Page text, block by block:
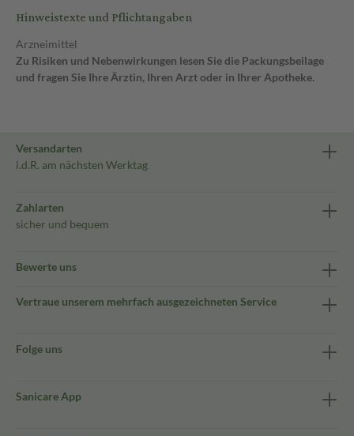
Hinweistexte und Pflichtangaben
Arzneimittel
Zu Risiken und Nebenwirkungen lesen Sie die Packungsbeilage
und fragen Sie Ihre Ärztin, Ihren Arzt oder in Ihrer Apotheke.
Versandarten
i.d.R. am nächsten Werktag
Zahlarten
sicher und bequem
Bewerte uns
Vertraue unserem mehrfach ausgezeichneten Service
Folge uns
Sanicare App